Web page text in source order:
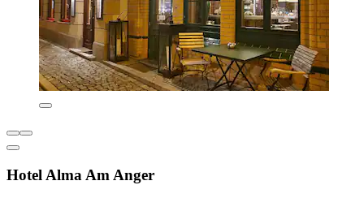
Hotel Alma Am Anger